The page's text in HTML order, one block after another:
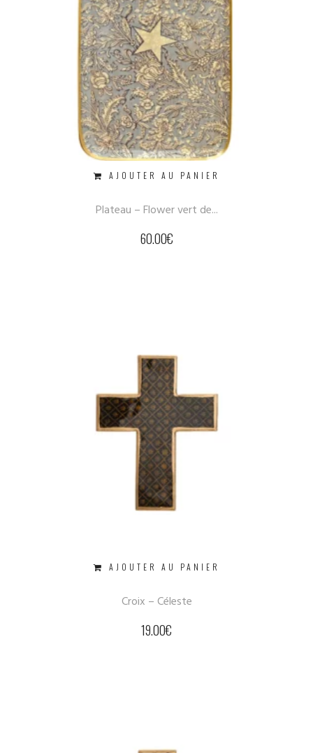
AJOUTER AU PANIER
Plateau – Flower vert de...
60.00€
AJOUTER AU PANIER
Croix – Céleste
19.00€